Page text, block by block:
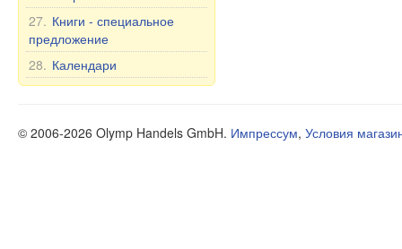
27. Книги - специальное
предложение
28. Календари
© 2006-2026 Olymp Handels GmbH. Импрессум, Условия